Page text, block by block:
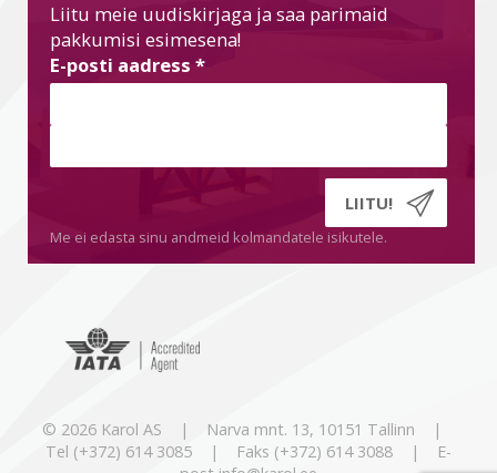
Liitu meie uudiskirjaga ja saa parimaid
pakkumisi esimesena!
E-posti aadress *
Me ei edasta sinu andmeid kolmandatele isikutele.
© 2026 Karol AS | Narva mnt. 13, 10151 Tallinn |
Tel (+372) 614 3085 | Faks (+372) 614 3088 | E-